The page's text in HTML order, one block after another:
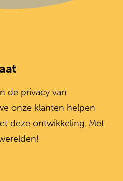
de privacy van
onze klanten helpen
deze ontwikkeling. Met